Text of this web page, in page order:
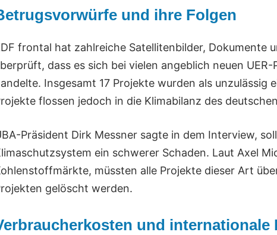
und ihre Folgen
frontal hat zahlreiche Satellitenbilder, Dokumente
dass es sich bei vielen angeblich neuen
Insgesamt 17 Projekte wurden als
flossen jedoch in die Klimabilanz des
Präsident Dirk Messner sagte in dem Interview,
ein schwerer Schaden. Laut Axel
müssten alle Projekte dieser Art
gelöscht werden.
und internationale